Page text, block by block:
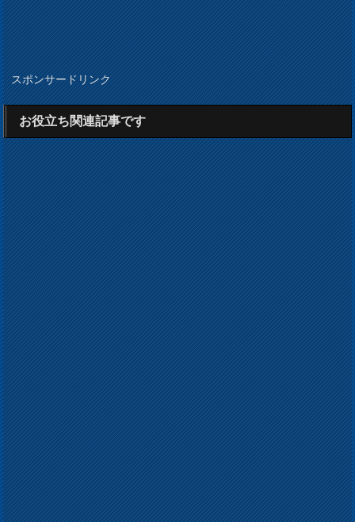
スポンサードリンク
お役立ち関連記事です